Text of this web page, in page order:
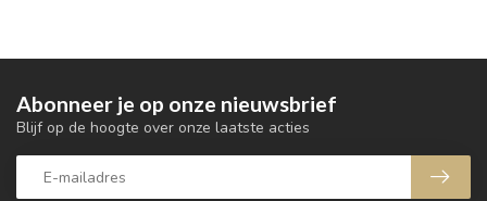
Abonneer je op onze nieuwsbrief
Blijf op de hoogte over onze laatste acties